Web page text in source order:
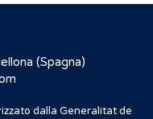
(Spagna)
dalla Generalitat de